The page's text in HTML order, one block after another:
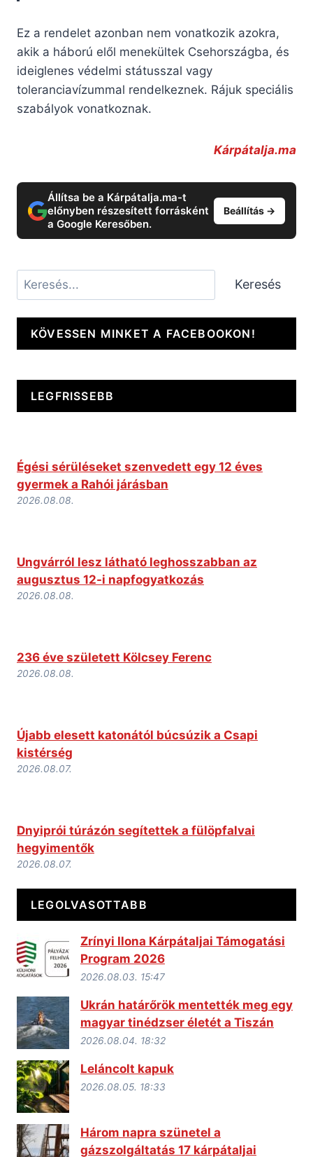
Ez a rendelet azonban nem vonatkozik azokra,
akik a háború elől menekültek Csehországba, és
ideiglenes védelmi státusszal vagy
toleranciavízummal rendelkeznek. Rájuk speciális
szabályok vonatkoznak.
Kárpátalja.ma
Állítsa be a Kárpátalja.ma-t
előnyben részesített forrásként
a Google Keresőben.
Beállítás →
Keresés Keresés
KÖVESSEN MINKET A FACEBOOKON!
LEGFRISSEBB
Égési sérüléseket szenvedett egy 12 éves
gyermek a Rahói járásban
2026.08.08.
Ungvárról lesz látható leghosszabban az
augusztus 12-i napfogyatkozás
2026.08.08.
236 éve született Kölcsey Ferenc
2026.08.08.
Újabb elesett katonától búcsúzik a Csapi
kistérség
2026.08.07.
Dnyiprói túrázón segítettek a fülöpfalvai
hegyimentők
2026.08.07.
LEGOLVASOTTABB
Zrínyi Ilona Kárpátaljai Támogatási
Program 2026
2026.08.03. 15:47
Ukrán határőrök mentették meg egy
magyar tinédzser életét a Tiszán
2026.08.04. 18:32
Leláncolt kapuk
2026.08.05. 18:33
Három napra szünetel a
gázszolgáltatás 17 kárpátaljai